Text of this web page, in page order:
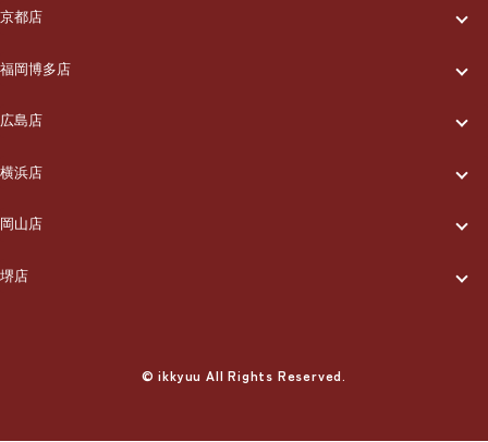
出張エリア
ブログ
お知らせ
採用情報
お問い合わせ
メニュー/料金
出張エリア
ブログ
お知らせ
採用情報
お問い合わせ
ご利用の流れ
メニュー/料金
出張エリア
ブログ
お知らせ
採用情報
一休について
ご利用の流れ
メニュー/料金
出張エリア
ブログ
お知らせ
京都店
一休について
ご利用の流れ
メニュー/料金
出張エリア
ブログ
お問い合わせ
福岡博多店
一休について
ご利用の流れ
メニュー/料金
出張エリア
採用情報
広島店
一休について
ご利用の流れ
メニュー/料金
横浜店
一休について
ご利用の流れ
岡山店
一休について
堺店
© ikkyuu All Rights Reserved.